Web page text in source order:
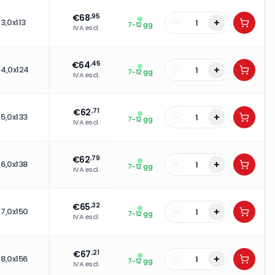
3,0x113 €68,95
IVA escl. 7-12 gg - +
4,0x124 €64,45
IVA escl. 7-12 gg - +
5,0x133 €62,71
IVA escl. 7-12 gg - +
6,0x138 €62,79
IVA escl. 7-12 gg - +
7,0x150 €65,32
IVA escl. 7-12 gg - +
8,0x156 €67,21
IVA escl. 7-12 gg - +